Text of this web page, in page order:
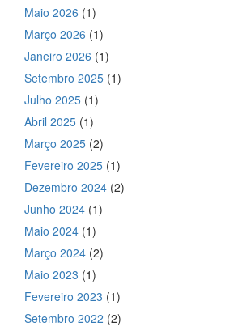
Maio 2026 (1)
Março 2026 (1)
Janeiro 2026 (1)
Setembro 2025 (1)
Julho 2025 (1)
Abril 2025 (1)
Março 2025 (2)
Fevereiro 2025 (1)
Dezembro 2024 (2)
Junho 2024 (1)
Maio 2024 (1)
Março 2024 (2)
Maio 2023 (1)
Fevereiro 2023 (1)
Setembro 2022 (2)